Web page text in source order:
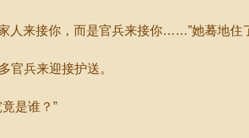
来接你，而是官兵来接你……”她蓦地住
兵来迎接护送。
是谁？”